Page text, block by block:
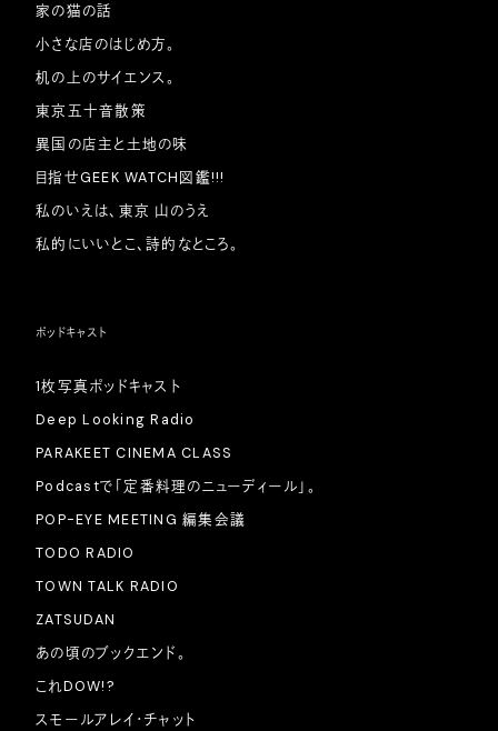
家の猫の話
小さな店のはじめ方。
机の上のサイエンス。
東京五十音散策
異国の店主と土地の味
目指せGEEK WATCH図鑑!!!
私のいえは、東京 山のうえ
私的にいいとこ、詩的なところ。
ポッドキャスト
1枚写真ポッドキャスト
Deep Looking Radio
PARAKEET CINEMA CLASS
Podcastで「定番料理のニューディール」。
POP-EYE MEETING 編集会議
TODO RADIO
TOWN TALK RADIO
ZATSUDAN
あの頃のブックエンド。
これDOW!?
スモールアレイ・チャット